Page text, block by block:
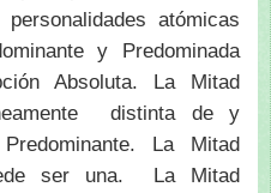
atómicas
y Predominada
Absoluta. La Mitad
distinta de y
La Mitad
ser una. La Mitad